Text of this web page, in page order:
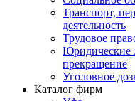
Транспорт,
деятельность
Трудовое
Юридические
прекращение
Уголовное
Каталог фирм